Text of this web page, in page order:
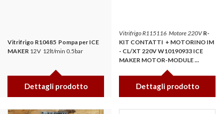
Vitrifrigo R10485 Pompa per ICE
MAKER 12V 12lt/min 0.5bar
Dettagli prodotto
Vitrifrigo R115116 Motore 220V R-
KIT CONTATTI + MOTORINO IM
- CL/XT 220VW10190933 ICE
MAKER MOTOR-MODULE...
Dettagli prodotto